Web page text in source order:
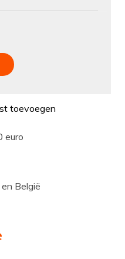
toevoegen
euro
en België